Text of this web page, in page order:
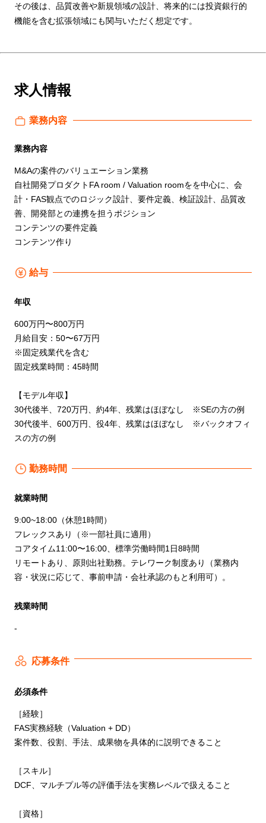
その後は、品質改善や新規領域の設計、将来的には投資銀行的
機能を含む拡張領域にも関与いただく想定です。
求人情報
業務内容
業務内容
M&Aの案件のバリュエーション業務
自社開発プロダクトFA room / Valuation roomをを中心に、会
計・FAS観点でのロジック設計、要件定義、検証設計、品質改
善、開発部との連携を担うポジション
コンテンツの要件定義
コンテンツ作り
給与
年収
600万円〜800万円
月給目安：50〜67万円
※固定残業代を含む
固定残業時間：45時間
【モデル年収】
30代後半、720万円、約4年、残業はほぼなし ※SEの方の例
30代後半、600万円、役4年、残業はほぼなし ※バックオフィ
スの方の例
勤務時間
就業時間
9:00~18:00（休憩1時間）
フレックスあり（※一部社員に適用）
コアタイム11:00〜16:00、標準労働時間1日8時間
リモートあり、原則出社勤務。テレワーク制度あり（業務内
容・状況に応じて、事前申請・会社承認のもと利用可）。
残業時間
-
応募条件
必須条件
［経験］
FAS実務経験（Valuation + DD）
案件数、役割、手法、成果物を具体的に説明できること
［スキル］
DCF、マルチプル等の評価手法を実務レベルで扱えること
［資格］